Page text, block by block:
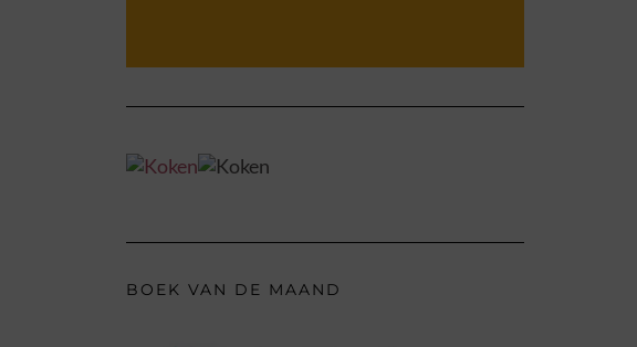
BOEK VAN DE MAAND